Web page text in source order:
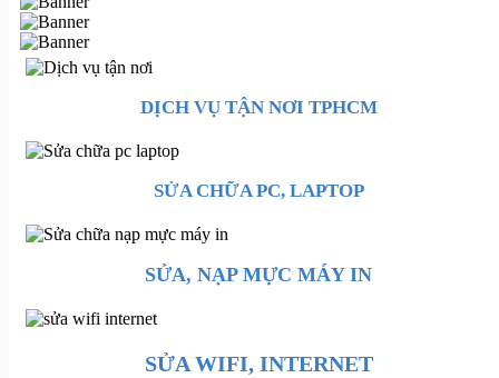
DỊCH VỤ TẬN NƠI TPHCM
SỬA CHỮA PC, LAPTOP
SỬA, NẠP MỰC MÁY IN
SỬA WIFI, INTERNET